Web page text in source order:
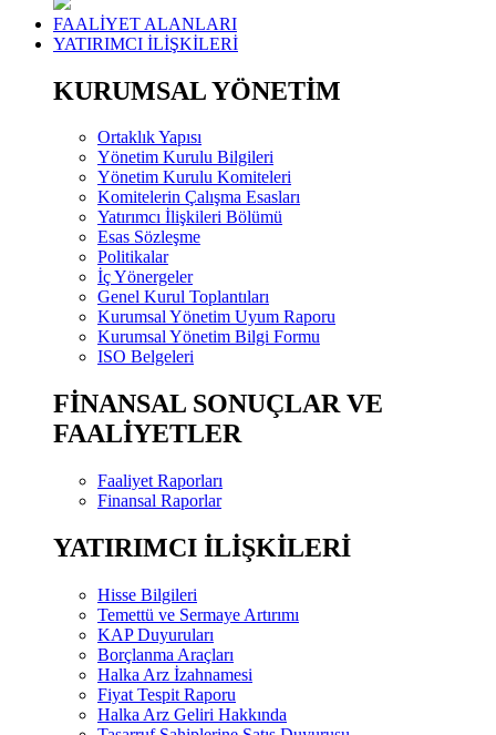
FAALİYET ALANLARI
YATIRIMCI İLİŞKİLERİ
KURUMSAL YÖNETİM
Ortaklık Yapısı
Yönetim Kurulu Bilgileri
Yönetim Kurulu Komiteleri
Komitelerin Çalışma Esasları
Yatırımcı İlişkileri Bölümü
Esas Sözleşme
Politikalar
İç Yönergeler
Genel Kurul Toplantıları
Kurumsal Yönetim Uyum Raporu
Kurumsal Yönetim Bilgi Formu
ISO Belgeleri
FİNANSAL SONUÇLAR VE
FAALİYETLER
Faaliyet Raporları
Finansal Raporlar
YATIRIMCI İLİŞKİLERİ
Hisse Bilgileri
Temettü ve Sermaye Artırımı
KAP Duyuruları
Borçlanma Araçları
Halka Arz İzahnamesi
Fiyat Tespit Raporu
Halka Arz Geliri Hakkında